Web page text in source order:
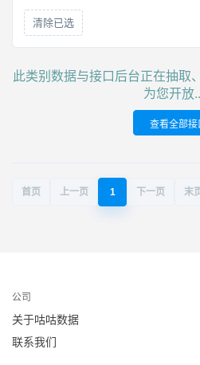
清除已选
此类别数据与接口后台正在抽取
为您开放
查看全部接
首页 上一页 1 下一页 末
公司
关于咕咕数据
联系我们